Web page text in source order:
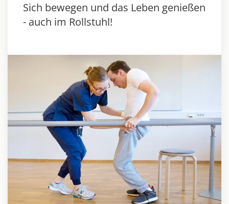
Sich bewegen und das Leben genießen
- auch im Rollstuhl!